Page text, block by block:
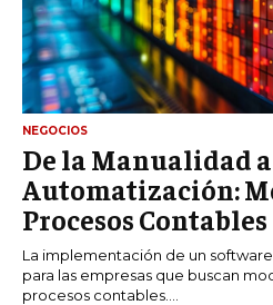
NEGOCIOS
De la Manualidad
Automatización:
Procesos Contables
La implementación de un
para las empresas que buscan
procesos contables....